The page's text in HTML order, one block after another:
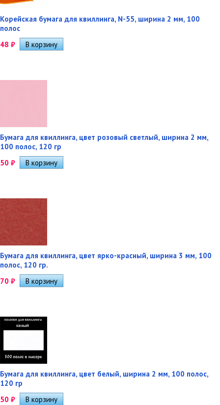
Корейская бумага для квиллинга, N-55, ширина 2 мм, 100
полос
48 ₽
Бумага для квиллинга, цвет розовый светлый, ширина 2 мм,
100 полос, 120 гр
50 ₽
Бумага для квиллинга, цвет ярко-красный, ширина 3 мм, 100
полос, 120 гр.
70 ₽
Бумага для квиллинга, цвет белый, ширина 2 мм, 100 полос,
120 гр
50 ₽